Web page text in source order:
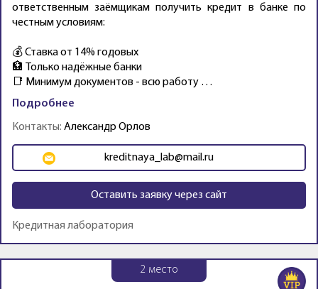
ответственным заёмщикам получить кредит в банке по
честным условиям:
💰 Ставка от 14% годовых
🏦 Только надёжные банки
📑 Минимум документов - всю работу …
Подробнее
Контакты: Александр Орлов
kreditnaya_lab@mail.ru
Оставить заявку через сайт
Кредитная лаборатория
2 место